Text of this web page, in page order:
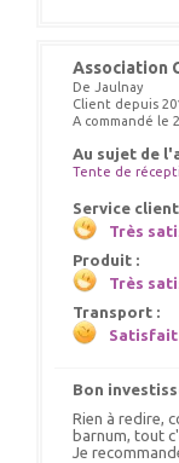
Association
De Jaulnay
Client depuis
A commandé le
Au sujet de
Tente de
Service
Très
Produit :
Très
Transport :
Satisfait
Bon
Rien à redire,
barnum, tout
Je